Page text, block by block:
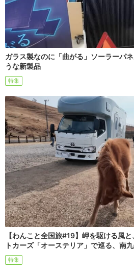
ガラス製なのに「曲がる」ソーラーパ
うな新製品
特集
【わんこと全国旅#19】岬を駆ける風
トカーズ「オーステリア」で巡る、南
特集